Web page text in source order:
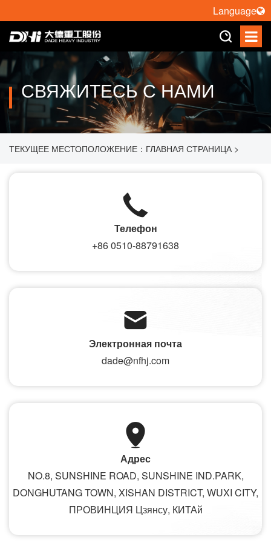
СВЯЖИТЕСЬ С НАМИ
ТЕКУЩЕЕ МЕСТОПОЛОЖЕНИЕ： ГЛАВНАЯ СТРАНИЦА>
Телефон
+86 0510-88791638
Электронная почта
dade@nfhj.com
Адрес
NO.8, SUNSHINE ROAD, SUNSHINE IND.PARK,
DONGHUTANG TOWN, XISHAN DISTRICT, WUXI CITY,
ПРОВИНЦИЯ Цзянсу, КИТАй
Language